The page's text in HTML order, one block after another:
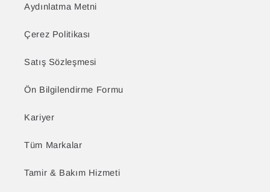
Aydınlatma Metni
Çerez Politikası
Satış Sözleşmesi
Ön Bilgilendirme Formu
Kariyer
Tüm Markalar
Tamir & Bakım Hizmeti